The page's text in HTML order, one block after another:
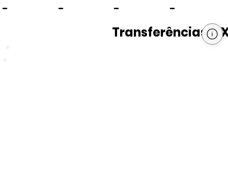
Transferências
- -
- -